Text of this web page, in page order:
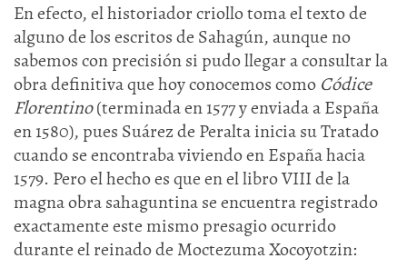
En efecto, el historiador criollo toma el texto de
alguno de los escritos de Sahagún, aunque no
sabemos con precisión si pudo llegar a consultar la
obra definitiva que hoy conocemos como Códice
Florentino(terminada en 1577 y enviada a España
en 1580), pues Suárez de Peralta inicia su Tratado
cuando se encontraba viviendo en España hacia
1579. Pero el hecho es que en el libro VIII de la
magna obra sahaguntina se encuentra registrado
exactamente este mismo presagio ocurrido
durante el reinado de Moctezuma Xocoyotzin: